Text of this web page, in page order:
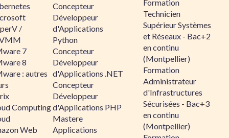
/
7
8
: autres
Computing
Web
Concepteur
Développeur
d'Applications
Python
Concepteur
Développeur
d'Applications .NET
Concepteur
Développeur
d'Applications PHP
Mastere
Applications
Formation
Technicien
Supérieur Systèmes
et Réseaux - Bac+2
en continu
(Montpellier)
Formation
Administrateur
d'Infrastructures
Sécurisées - Bac+3
en continu
(Montpellier)